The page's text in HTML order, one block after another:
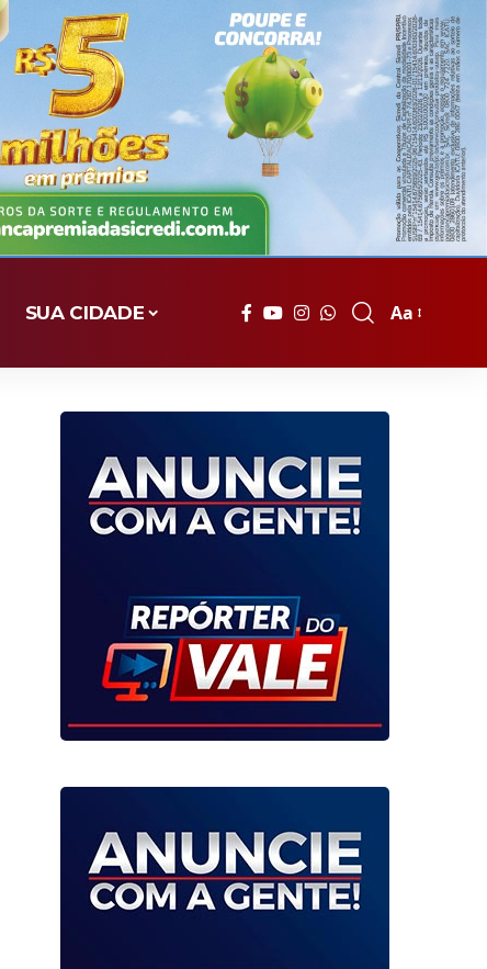
SUA CIDADE
Font
Aa